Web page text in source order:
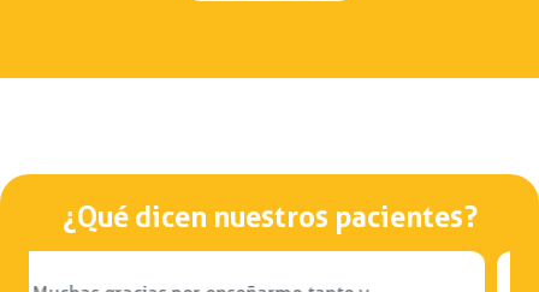
¿Qué dicen nuestros pacientes?